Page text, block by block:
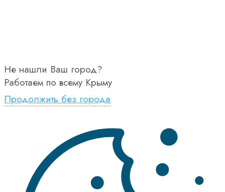
Не нашли Ваш город?
Работаем по всему Крыму
Продолжить без города